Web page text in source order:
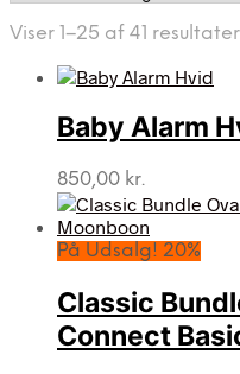
Viser 1–25 af 41 resultater
Baby Alarm
850,00 kr.
På Udsalg! 20%
Classic
Connect